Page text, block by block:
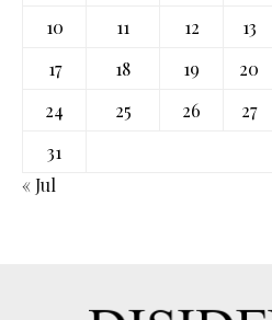
10
11 12 13
17
18 19 20
24
25 26 27
31
« Jul